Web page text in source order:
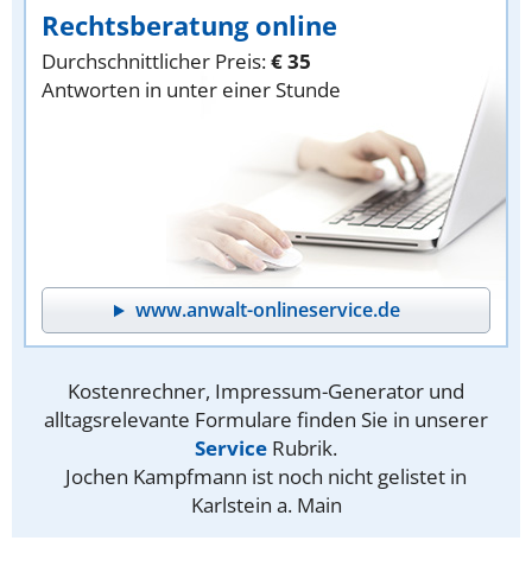
Rechtsberatung online
Durchschnittlicher Preis:€ 35
Antworten in unter einer Stunde
www.anwalt-onlineservice.de
Kostenrechner, Impressum-Generator und
alltagsrelevante Formulare finden Sie in unserer
Service Rubrik.
Jochen Kampfmann ist noch nicht gelistet in
Karlstein a. Main